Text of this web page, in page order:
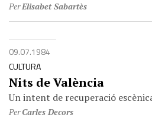
PerElisabet Sabartès
09.07.1984
CULTURA
Nits de València
Un intent de recuperació
PerCarles Decors